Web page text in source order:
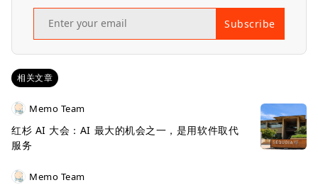
Subscribe
相关文章
Memo Team
红杉 AI 大会：AI 最大的机会之一，是用软件取代
服务
Memo Team